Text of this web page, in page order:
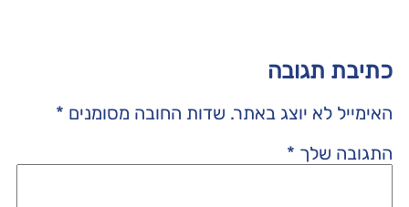
כתיבת תגובה
האימייל לא יוצג באתר. שדות החובה מסומנים *
התגובה שלך *